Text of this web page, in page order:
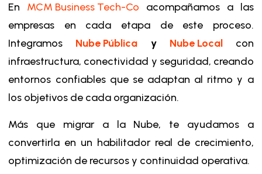
En MCM Business Tech-Co acompañamos a las
empresas en cada etapa de este proceso.
Integramos Nube Pública y Nube Local
con
infraestructura, conectividad y seguridad, creando
entornos confiables que se adaptan al ritmo y a
los objetivos de cada organización.
Más que migrar a la Nube, te ayudamos a
convertirla en un habilitador real de crecimiento,
optimización de recursos y continuidad operativa.